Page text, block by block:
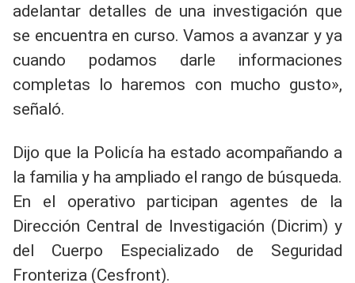
adelantar detalles de una investigación que
se encuentra en curso. Vamos a avanzar y ya
cuando podamos darle informaciones
completas lo haremos con mucho gusto»,
señaló.
Dijo que la Policía ha estado acompañando a
la familia y ha ampliado el rango de búsqueda.
En el operativo participan agentes de la
Dirección Central de Investigación (Dicrim) y
del Cuerpo Especializado de Seguridad
Fronteriza (Cesfront).